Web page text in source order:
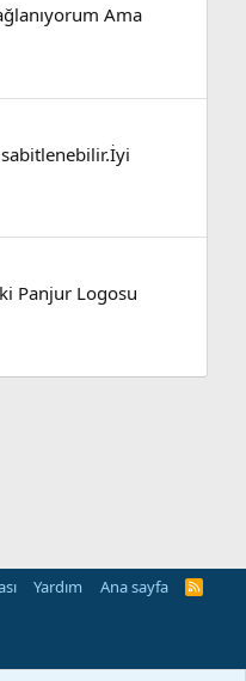
Ama
Panjur Logosu
Yardım Ana sayfa
R
S